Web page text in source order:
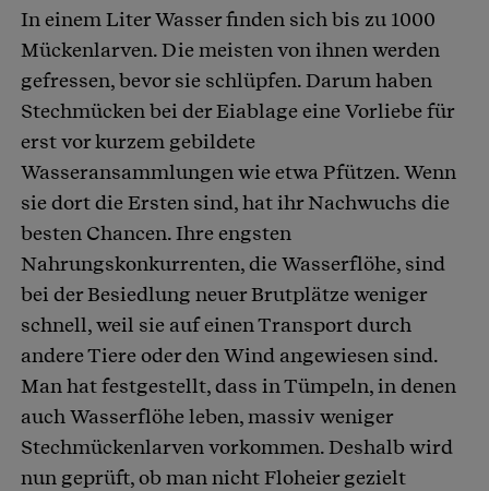
In einem Liter Wasser finden sich bis zu 1000
Mückenlarven. Die meisten von ihnen werden
gefressen, bevor sie schlüpfen. Darum haben
Stechmücken bei der Eiablage eine Vorliebe für
erst vor kurzem gebildete
Wasseransammlungen wie etwa Pfützen. Wenn
sie dort die Ersten sind, hat ihr Nachwuchs die
besten Chancen. Ihre engsten
Nahrungskonkurrenten, die Wasserflöhe, sind
bei der Besiedlung neuer Brutplätze weniger
schnell, weil sie auf einen Transport durch
andere Tiere oder den Wind angewiesen sind.
Man hat festgestellt, dass in Tümpeln, in denen
auch Wasserflöhe leben, massiv weniger
Stechmückenlarven vorkommen. Deshalb wird
nun geprüft, ob man nicht Floheier gezielt